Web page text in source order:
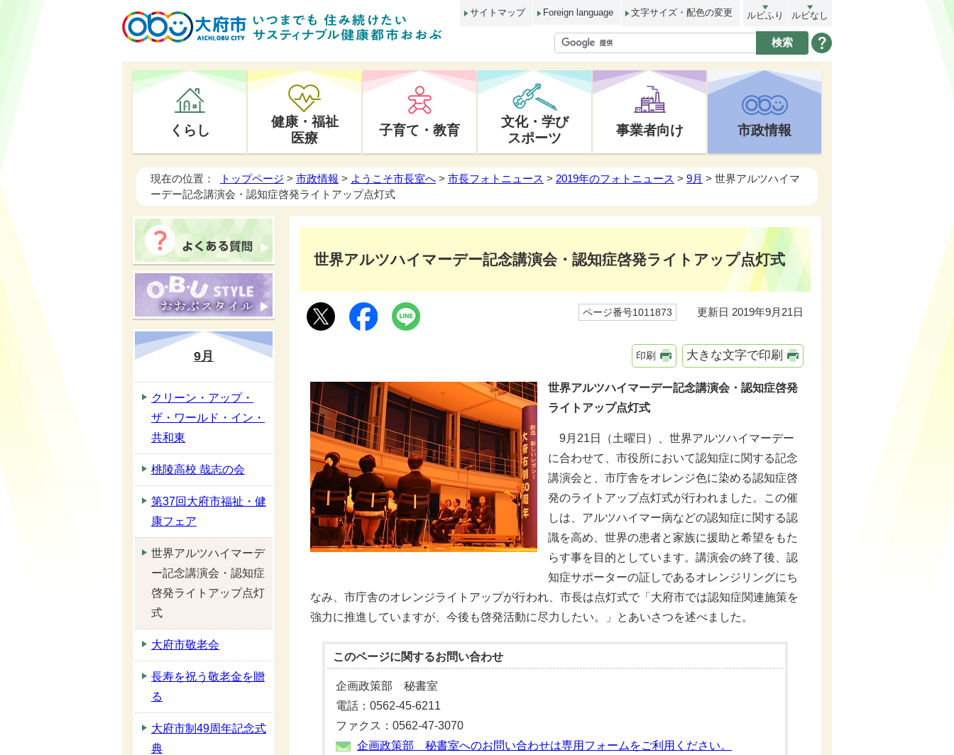
サイトマップ Foreign language 文字サイズ・配色の変更 ルビふり ルビなし
くらし
健康・福祉
医療
子育て・教育
文化・学び
スポーツ
事業者向け 市政情報
現在の位置： トップページ > 市政情報 > ようこそ市長室へ > 市長フォトニュース > 2019年のフォトニュース > 9月 > 世界アルツハイマ
ーデー記念講演会・認知症啓発ライトアップ点灯式
世界アルツハイマーデー記念講演会・認知症啓発ライトアップ点灯式
ページ番号1011873 更新日 2019年9月21日
印刷 大きな文字で印刷
世界アルツハイマーデー記念講演会・認知症啓発
ライトアップ点灯式
9月21日（土曜日）、世界アルツハイマーデー
に合わせて、市役所において認知症に関する記念
講演会と、市庁舎をオレンジ色に染める認知症啓
発のライトアップ点灯式が行われました。この催
しは、アルツハイマー病などの認知症に関する認
識を高め、世界の患者と家族に援助と希望をもた
らす事を目的としています。講演会の終了後、認
知症サポーターの証しであるオレンジリングにち
なみ、市庁舎のオレンジライトアップが行われ、市長は点灯式で「大府市では認知症関連施策を
強力に推進していますが、今後も啓発活動に尽力したい。」とあいさつを述べました。
このページに関するお問い合わせ
企画政策部 秘書室
電話：0562-45-6211
ファクス：0562-47-3070
企画政策部 秘書室へのお問い合わせは専用フォームをご利用ください。
9月
クリーン・アップ・
ザ・ワールド・イン・
共和東
桃陵高校 哉志の会
第37回大府市福祉・健
康フェア
世界アルツハイマーデ
ー記念講演会・認知症
啓発ライトアップ点灯
式
大府市敬老会
長寿を祝う敬老金を贈
る
大府市制49周年記念式
典